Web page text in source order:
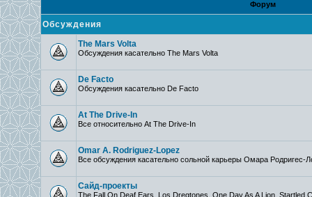
Форум
Обсуждения
The Mars Volta
Обсуждения касательно The Mars Volta
De Facto
Обсуждения касательно De Facto
At The Drive-In
Все относительно At The Drive-In
Omar A. Rodriguez-Lopez
Все обсуждения касательно сольной карьеры Омара Родригес-
Сайд-проекты
The Fall On Deaf Ears, Los Dregtones, One Day As A Lion, Startled